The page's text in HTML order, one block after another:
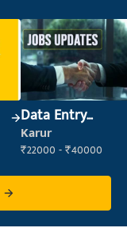
Data Entry
Operator
Karur
₹22000 - ₹40000